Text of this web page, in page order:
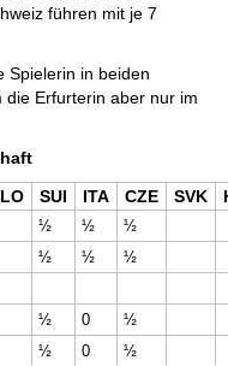
führen mit je 7
Spielerin in beiden
die Erfurterin aber nur im
SUI ITA CZE SVK
½ ½ ½
½ ½ ½
½ 0 ½
½ 0 ½